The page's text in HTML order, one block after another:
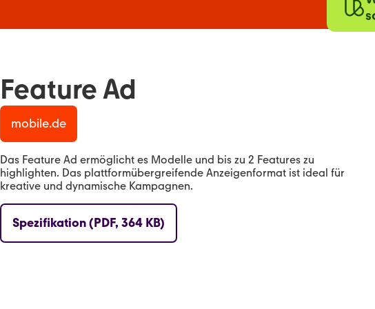
Feature Ad
mobile.de
Das Feature Ad ermöglicht es Modelle und bis zu 2 Features zu
highlighten. Das plattformübergreifende Anzeigenformat ist ideal für
kreative und dynamische Kampagnen.
Spezifikation (PDF, 364 KB)